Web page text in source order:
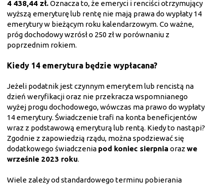
4 438,44 zł.Oznacza to, że emeryci i renciści otrzymujący
wyższą emeryturę lub rentę nie mają prawa do wypłaty 14
emerytury w bieżącym roku kalendarzowym. Co ważne,
próg dochodowy wzrósł o 250 zł w porównaniu z
poprzednim rokiem.
Kiedy 14 emerytura będzie wypłacana?
Jeżeli podatnik jest czynnym emerytem lub rencistą na
dzień weryfikacji oraz nie przekracza wspomnianego
wyżej progu dochodowego, wówczas ma prawo do wypłaty
14 emerytury. Świadczenie trafi na konta beneficjentów
wraz z podstawową emeryturą lub rentą. Kiedy to nastąpi?
Zgodnie z zapowiedzią rządu, można spodziewać się
dodatkowego świadczenia pod koniec sierpnia oraz we
wrześnie 2023 roku.
Wiele zależy od standardowego terminu pobierania